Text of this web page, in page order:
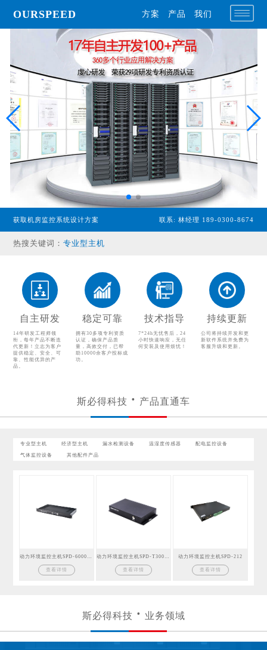
OURSPEED 方案 产品 我们
获取机房监控系统设计方案 联系: 林经理 189-0300-8674
热搜关键词：经济型主机
温湿度传感器
配电监控设备
气体监控设备
其他配件产品
自主研发
14年研发工程师领
衔，每年产品不断迭
代更新！立志为客户
提供稳定、安全、可
靠、性能优异的产
品。
稳定可靠
拥有30多项专利资质
认证，确保产品质
量，高效交付，已帮
助10000余客户投标成
功。
技术指导
7*24h无忧售后，24
小时快速响应，无任
何安装及使用烦忧！
持续更新
公司将持续开发和更
新软件系统并免费为
客服升级和更新。
斯必得科技 产品直通车
专业型主机 经济型主机 漏水检测设备 温湿度传感器 配电监控设备
气体监控设备 其他配件产品
查看详情 查看详情
动力环境监控主机SPD-212
查看详情
斯必得科技 业务领域